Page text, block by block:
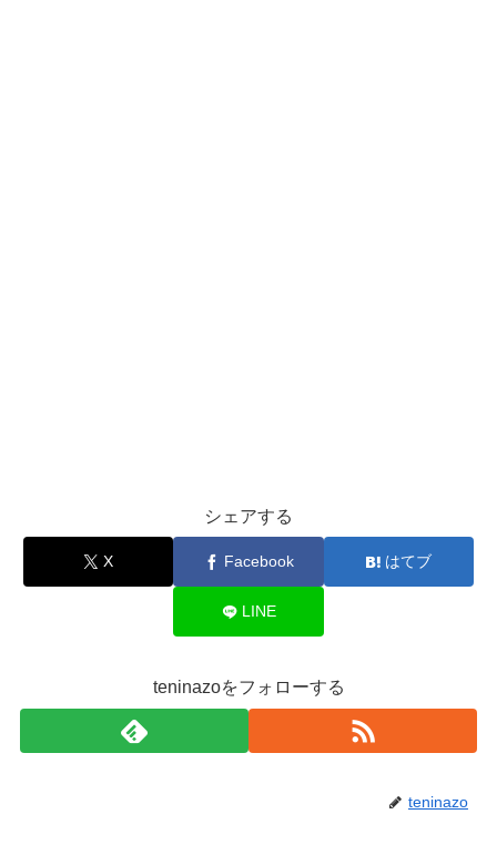
シェアする
X Facebook はてブ
LINE
teninazoをフォローする
teninazo